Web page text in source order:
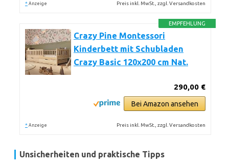
* Anzeige Preis inkl. MwSt., zzgl. Versandkosten
EMPFEHLUNG
Crazy Pine Montessori
Kinderbett mit Schubladen
Crazy Basic 120x200 cm Nat.
290,00 €
Bei Amazon ansehen
* Anzeige Preis inkl. MwSt., zzgl. Versandkosten
Unsicherheiten und praktische Tipps